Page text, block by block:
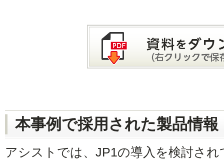
本事例で採用された製品情報
アシストでは、JP1の導入を検討さ